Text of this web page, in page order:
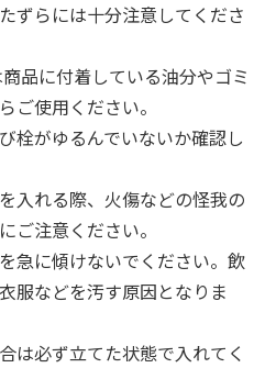
ずらには十分注意してくださ
品に付着している油分やゴミ
ご使用ください。
栓がゆるんでいないか確認し
入れる際、火傷などの怪我の
ご注意ください。
急に傾けないでください。飲
服などを汚す原因となりま
は必ず立てた状態で入れてく